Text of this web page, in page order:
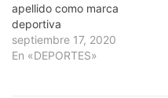
apellido como marca
deportiva
septiembre 17, 2020
En «DEPORTES»